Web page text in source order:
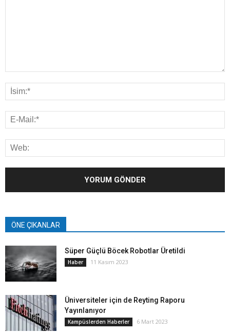
ÖNE ÇIKANLAR
Süper Güçlü Böcek Robotlar Üretildi
Haber 11 Kasım 2023
Üniversiteler için de Reyting Raporu
Yayınlanıyor
Kampüslerden Haberler 6 Mart 2023